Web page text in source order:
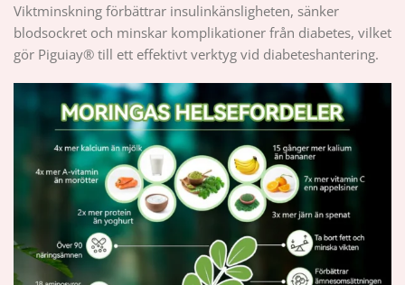
Viktminskning förbättrar insulinkänsligheten, sänker
blodsockret och minskar komplikationer från diabetes, vilket
gör Piguiay® till ett effektivt verktyg vid diabeteshantering.